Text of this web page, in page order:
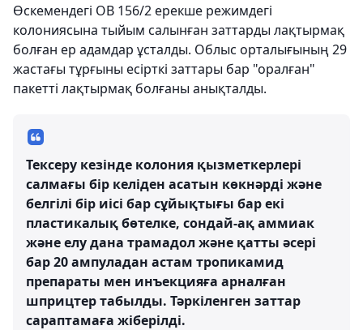
Өскемендегі ОВ 156/2 ерекше режимдегі
колониясына тыйым салынған заттарды лақтырмақ
болған ер адамдар ұсталды. Облыс орталығының 29
жастағы тұрғыны есірткі заттары бар "оралған"
пакетті лақтырмақ болғаны анықталды.
Тексеру кезінде колония қызметкерлері
салмағы бір келіден асатын көкнәрді және
белгілі бір иісі бар сұйықтығы бар екі
пластикалық бөтелке, сондай-ақ аммиак
және елу дана трамадол және қатты әсері
бар 20 ампуладан астам тропикамид
препараты мен инъекцияға арналған
шприцтер табылды. Тәркіленген заттар
сараптамаға жіберілді.